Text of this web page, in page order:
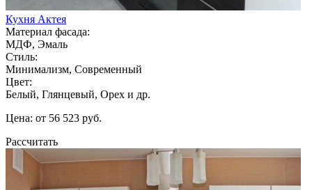
Кухня Актея
Материал фасада:
МДФ, Эмаль
Стиль:
Минимализм, Современный
Цвет:
Белый, Глянцевый, Орех и др.
Цена: от 56 523 руб.
Рассчитать